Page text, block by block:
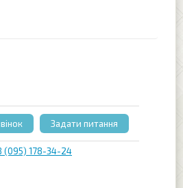
(095) 178-34-24
Задати питання